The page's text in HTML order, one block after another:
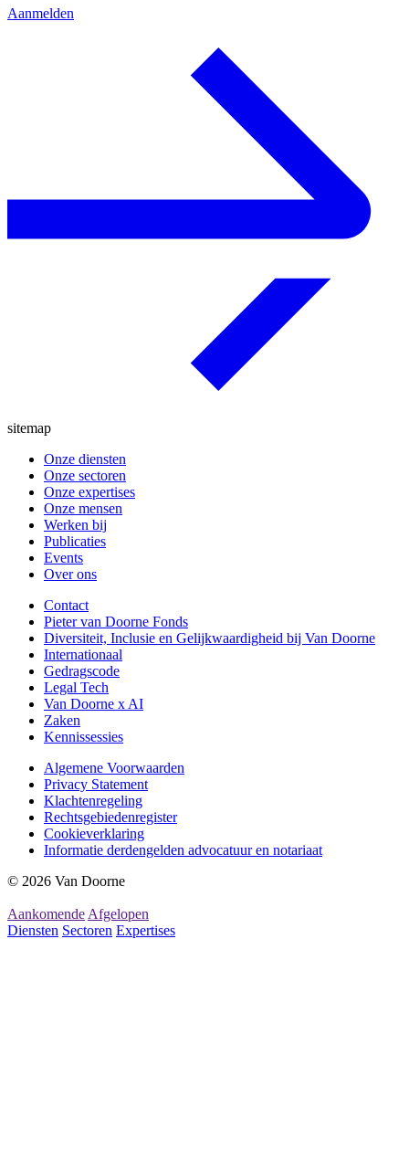
Aanmelden
sitemap
Onze diensten
Onze sectoren
Onze expertises
Onze mensen
Werken bij
Publicaties
Events
Over ons
Contact
Pieter van Doorne Fonds
Diversiteit, Inclusie en Gelijkwaardigheid bij Van Doorne
Internationaal
Gedragscode
Legal Tech
Van Doorne x AI
Zaken
Kennissessies
Algemene Voorwaarden
Privacy Statement
Klachtenregeling
Rechtsgebiedenregister
Cookieverklaring
Informatie derdengelden advocatuur en notariaat
© 2026 Van Doorne
Aankomende Afgelopen
Diensten Sectoren Expertises